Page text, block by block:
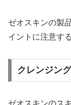
ゼオスキンの製
イントに注意す
クレンジング